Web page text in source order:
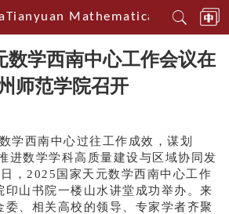
Tianyuan Mathematical Centerin
数学西南中心工作会议在
师范学院召开
学西南中心过往工作成效，谋划
进数学学科高质量建设与区域协同发
日，2025国家天元数学西南中心工作
印山书院一楼山水讲堂成功举办。来
委、相关高校的领导、专家学者齐聚